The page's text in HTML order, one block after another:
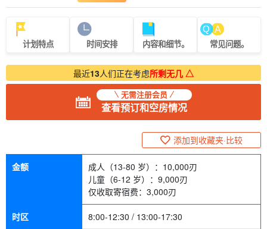
计划特点 时间安排 内容和细节。 常见问题。
最近13人们正在考虑所剩无几 △
无需注册会员
查看预订和空房情况
添加到收藏夹·比较
金额 成人（13-80 岁）： 10,000刃
儿童（6-12 岁）： 9,000刃
仅收取寄宿费： 3,000刃
时区 8:00-12:30 / 13:00-17:30